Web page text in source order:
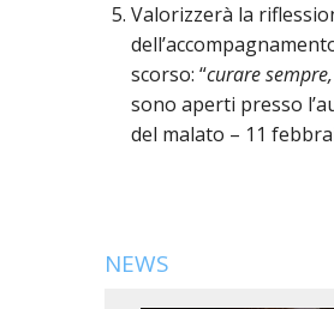
Valorizzerà la
scorso: “curare
sono aperti presso
del malato – 11
NEWS